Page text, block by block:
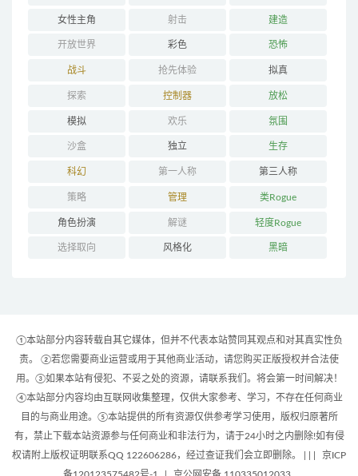
女性主角 射击 建造
开放世界 彩色 恐怖
战斗 抢先体验 拟真
探索 控制器 放松
模拟 欢乐 氛围
沙盒 独立 生存
科幻 第一人称 第三人称
策略 管理 类Rogue
角色扮演 解谜 轻度Rogue
选择取向 风格化 黑暗
①本站部分内容转载自其它媒体，但并不代表本站赞同其观点和对其真实性负
责。 ②若您需要商业运营或用于其他商业活动，请您购买正版授权并合法使
用。③如果本站有侵犯、不妥之处的资源，请联系我们。将会第一时间解决！
④本站部分内容均由互联网收集整理，仅供大家参考、学习，不存在任何商业
目的与商业用途。⑤本站提供的所有资源仅供参考学习使用，版权归原著所
有，禁止下载本站资源参与任何商业和非法行为，请于24小时之内删除!如有侵
权请附上版权证明联系QQ 122606286，经过查证我们会立即删除。 | |
京ICP